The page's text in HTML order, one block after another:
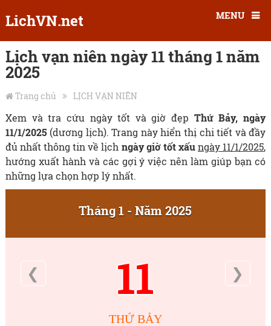
LichVN.net MENU
Lịch vạn niên ngày 11 tháng 1 năm
2025
Trang chủ LỊCH VẠN NIÊN
Xem và tra cứu ngày tốt và giờ đẹp Thứ Bảy, ngày
11/1/2025 (dương lịch). Trang này hiển thị chi tiết và đầy
đủ nhất thông tin về lịch ngày giờ tốt xấungày 11/1/2025,
hướng xuất hành và các gợi ý việc nên làm giúp bạn có
những lựa chọn hợp lý nhất.
Tháng 1 - Năm 2025
❮ 11 ❯
THỨ BẢY